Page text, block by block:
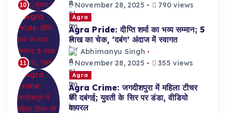
10
November 28, 2025
790 views
11
Agra
Agra Pride: दीप्ति शर्मा का भव्य सम्मान; 5
लाख का चेक, ‘दबंग’ अंदाज में स्वागत
Abhimanyu Singh
November 28, 2025
355 views
Agra
Agra Crime: जगदीशपुरा में महिला टीचर
की दबंगई; युवती के सिर पर डंडा, वीडियो
वायरल